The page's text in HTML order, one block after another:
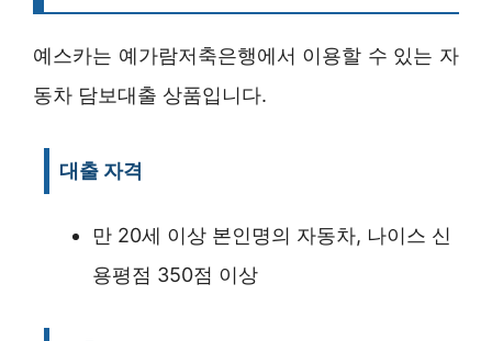
예스카는 예가람저축은행에서 이용할 수 있는 자
동차 담보대출 상품입니다.
대출 자격
만 20세 이상 본인명의 자동차, 나이스 신
용평점 350점 이상